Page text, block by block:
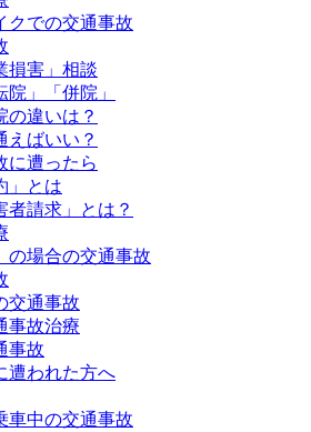
クでの交通事故
損害」相談
」「併院」
の違いは？
えばいい？
に遭ったら
」とは
者請求」とは？
の場合の交通事故
交通事故
事故治療
事故
遭われた方へ
車中の交通事故